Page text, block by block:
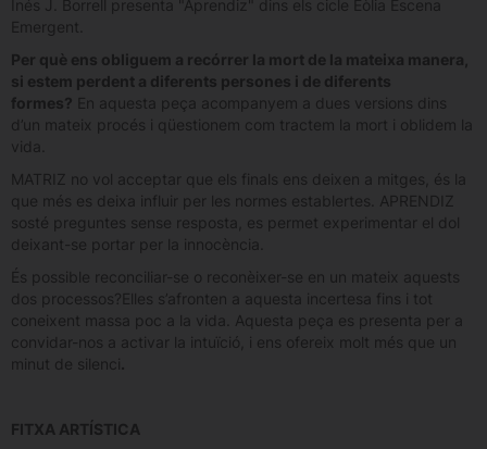
Inés J. Borrell presenta "Aprendiz" dins els cicle Eòlia Escena
Emergent.
Per què ens obliguem a recórrer la mort de la mateixa manera,
si estem perdent a diferents persones i de diferents
formes? En aquesta peça acompanyem a dues versions dins
d’un mateix procés i qüestionem com tractem la mort i oblidem la
vida.
MATRIZ no vol acceptar que els finals ens deixen a mitges, és la
que més es deixa influir per les normes establertes. APRENDIZ
sosté preguntes sense resposta, es permet experimentar el dol
deixant-se portar per la innocència.
És possible reconciliar-se o reconèixer-se en un mateix aquests
dos processos?Elles s’afronten a aquesta incertesa fins i tot
coneixent massa poc a la vida. Aquesta peça es presenta per a
convidar-nos a activar la intuïció, i ens ofereix molt més que un
minut de silenci.
FITXA ARTÍSTICA